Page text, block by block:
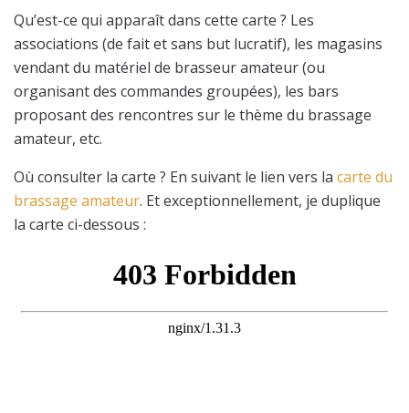
Qu’est-ce qui apparaît dans cette carte ? Les
associations (de fait et sans but lucratif), les magasins
vendant du matériel de brasseur amateur (ou
organisant des commandes groupées), les bars
proposant des rencontres sur le thème du brassage
amateur, etc.
Où consulter la carte ? En suivant le lien vers la carte du
brassage amateur. Et exceptionnellement, je duplique
la carte ci-dessous :